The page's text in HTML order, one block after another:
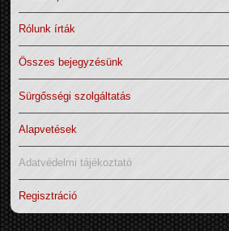
Rólunk írták
Összes bejegyzésünk
Sürgősségi szolgáltatás
Alapvetések
Adatvédelmi tájékoztató
Regisztráció